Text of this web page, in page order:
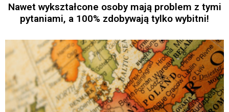
Nawet wykształcone osoby mają problem z tymi
pytaniami, a 100% zdobywają tylko wybitni!